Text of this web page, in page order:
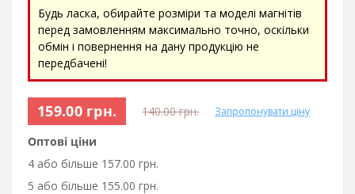
Будь ласка, обирайте розміри та моделі магнітів
перед замовленням максимально точно, оскільки
обмін і повернення на дану продукцію не
передбачені!
159.00 грн. 140.00 грн. Запропонувати ціну
Оптові ціни
4 або більше 157.00 грн.
5 або більше 155.00 грн.